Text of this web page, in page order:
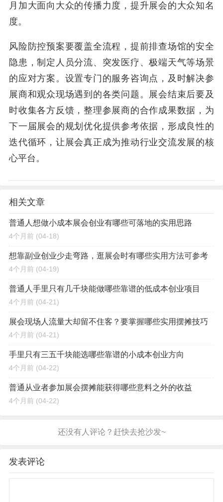
月加大面向大众的传播力度，提升展会的大众知名
度。
风险防控预案要覆盖全流程，提前排查场馆的安全
隐患，制定人员分流、突发医疗、极端天气等场景
的应对方案。设置专门的服务咨询点，及时解决参
展商和观众现场遇到的各类问题。展会结束后要及
时收集各方反馈，整理参展商的合作成果数据，为
下一届展会的规划优化提供参考依据，形成良性的
迭代循环，让展会真正成为推动行业交流发展的核
心平台。
相关文章
普通人想做小成本展会创业有哪些可落地的实用思路
4个月前 (04-18)
想靠副业创业少走弯路，逛展会时有哪些实用方法可参考
4个月前 (04-19)
普通人手里只有几千块能做哪些靠谱的低成本创业项目
4个月前 (04-21)
展会现场人流量大却留不住客？要掌握哪些实用摆摊技巧
4个月前 (04-21)
手里只有三五千块能选哪些靠谱的小成本创业方向
4个月前 (04-22)
普通从业者参加展会摆摊能获得哪些意料之外的收益
4个月前 (04-22)
发表评论